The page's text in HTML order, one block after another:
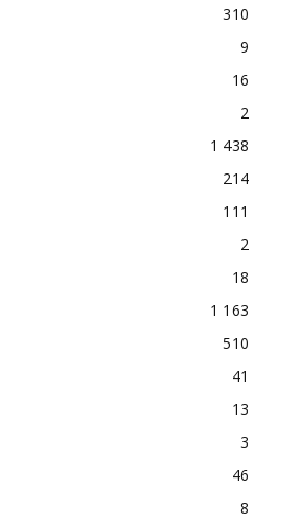
310
9
16
2
1 438
214
111
2
18
1 163
510
41
13
3
46
8